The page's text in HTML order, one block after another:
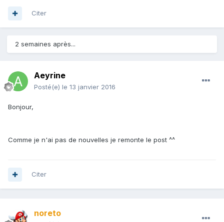
Citer
2 semaines après...
Aeyrine
Posté(e) le 13 janvier 2016
Bonjour,
Comme je n'ai pas de nouvelles je remonte le post ^^
Citer
noreto